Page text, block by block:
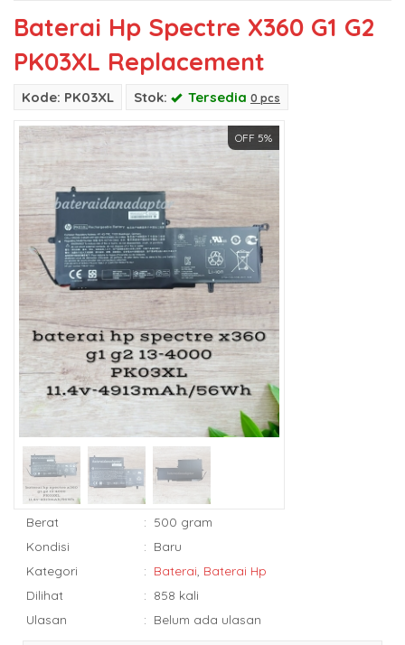
Baterai Hp Spectre X360 G1 G2
PK03XL Replacement
Kode: PK03XL Stok: Tersedia 0 pcs
OFF 5%
Berat : 500 gram
Kondisi
: Baru
Kategori
: Baterai, Baterai Hp
Dilihat
: 858 kali
Ulasan
: Belum ada ulasan